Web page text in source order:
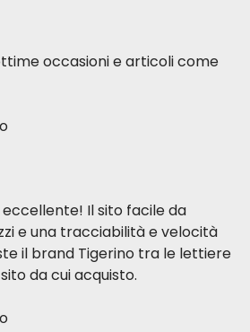
occasioni e articoli come
Il sito facile da
e una tracciabilità e velocità
il brand Tigerino tra le lettiere
da cui acquisto.